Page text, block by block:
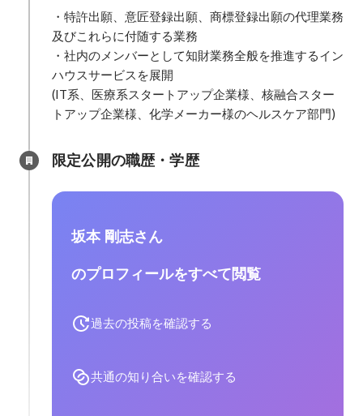
・特許出願、意匠登録出願、商標登録出願の代理業務
及びこれらに付随する業務
・社内のメンバーとして知財業務全般を推進するイン
ハウスサービスを展開
(IT系、医療系スタートアップ企業様、核融合スター
トアップ企業様、化学メーカー様のヘルスケア部門)
限定公開の職歴・学歴
坂本 剛志さん
のプロフィールをすべて閲覧
過去の投稿を確認する
共通の知り合いを確認する